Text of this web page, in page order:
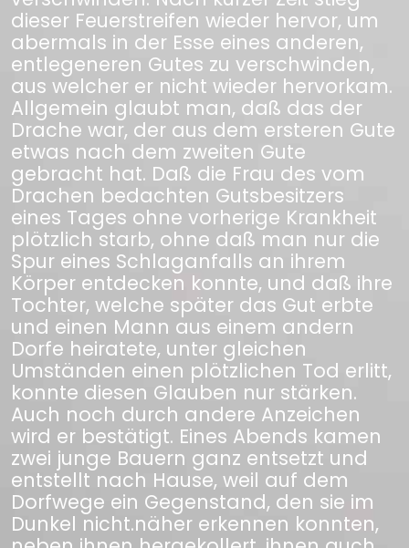
dieser Feuerstreifen wieder hervor, um
abermals in der Esse eines anderen,
entlegeneren Gutes zu verschwinden,
aus welcher er nicht wieder hervorkam.
Allgemein glaubt man, daß das der
Drache war, der aus dem ersteren Gute
etwas nach dem zweiten Gute
gebracht hat. Daß die Frau des vom
Drachen bedachten Gutsbesitzers
eines Tages ohne vorherige Krankheit
plötzlich starb, ohne daß man nur die
Spur eines Schlaganfalls an ihrem
Körper entdecken konnte, und daß ihre
Tochter, welche später das Gut erbte
und einen Mann aus einem andern
Dorfe heiratete, unter gleichen
Umständen einen plötzlichen Tod erlitt,
konnte diesen Glauben nur stärken.
Auch noch durch andere Anzeichen
wird er bestätigt. Eines Abends kamen
zwei junge Bauern ganz entsetzt und
entstellt nach Hause, weil auf dem
Dorfwege ein Gegenstand, den sie im
Dunkel nicht.näher erkennen konnten,